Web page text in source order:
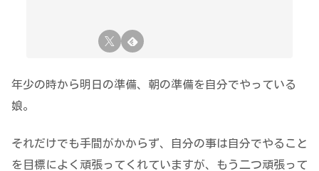
年少の時から明日の準備、朝の準備を自分でやっている
娘。
それだけでも手間がかからず、自分の事は自分でやること
を目標によく頑張ってくれていますが、もう二つ頑張って